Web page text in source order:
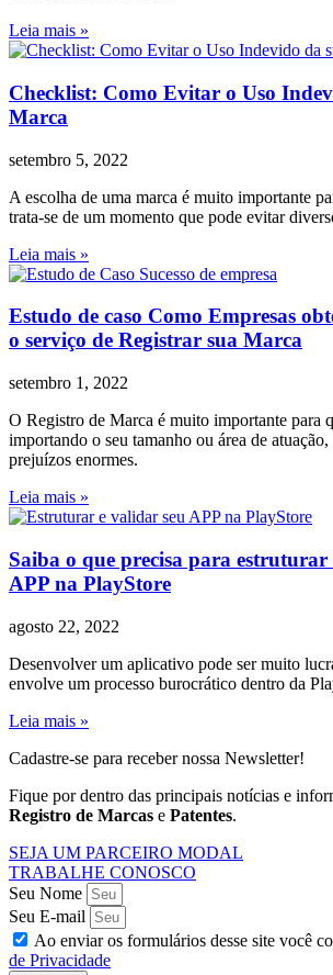
Leia mais »
Checklist: Como Evitar o Uso
Marca
setembro 5, 2022
A escolha de uma marca é muito importante
trata-se de um momento que pode evitar
Leia mais »
Estudo de caso Como Empresas
o serviço de Registrar sua Marca
setembro 1, 2022
O Registro de Marca é muito importante para
importando o seu tamanho ou área de
prejuízos enormes.
Leia mais »
Saiba o que precisa para estruturar
APP na PlayStore
agosto 22, 2022
Desenvolver um aplicativo pode ser muito
envolve um processo burocrático dentro da
Leia mais »
Cadastre-se para receber nossa Newsletter!
Fique por dentro das principais notícias e
Registro de Marcas e Patentes.
SEJA UM PARCEIRO MODAL
TRABALHE CONOSCO
Seu Nome
Seu E-mail
Ao enviar os formulários desse site você
de Privacidade